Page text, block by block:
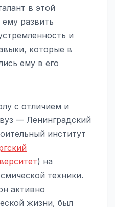
в этой
развить
и
которые в
ему в его
с отличием и
— Ленинградский
институт
) на
техники.
активно
жизни, был